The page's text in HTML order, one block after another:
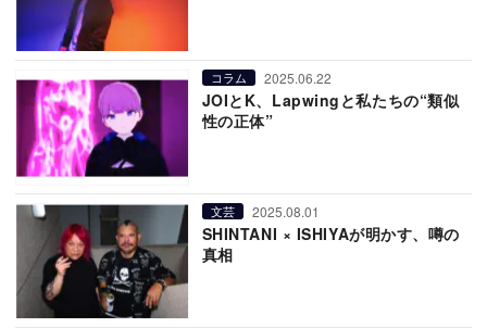
コラム 2025.06.22
JOIとK、Lapwingと私たちの“類似
性の正体”
文芸 2025.08.01
SHINTANI × ISHIYAが明かす、噂の
真相